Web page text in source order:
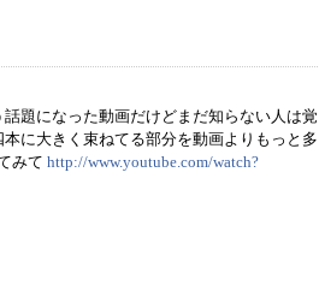
題になった動画だけどまだ知らない人は覚
に大きく束ねてる部分を動画よりもっと多
みて http://www.youtube.com/watch?